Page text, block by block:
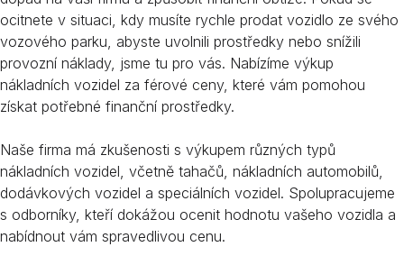
ocitnete v situaci, kdy musíte rychle prodat vozidlo ze svého
vozového parku, abyste uvolnili prostředky nebo snížili
provozní náklady, jsme tu pro vás. Nabízíme výkup
nákladních vozidel za férové ceny, které vám pomohou
získat potřebné finanční prostředky.
Naše firma má zkušenosti s výkupem různých typů
nákladních vozidel, včetně tahačů, nákladních automobilů,
dodávkových vozidel a speciálních vozidel. Spolupracujeme
s odborníky, kteří dokážou ocenit hodnotu vašeho vozidla a
nabídnout vám spravedlivou cenu.